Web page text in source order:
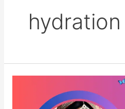
hydration